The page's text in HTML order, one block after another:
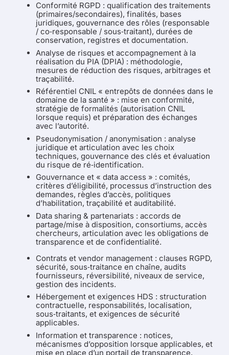
Conformité RGPD : qualification des traitements
(primaires/secondaires), finalités, bases
juridiques, gouvernance des rôles (responsable
/ co‑responsable / sous‑traitant), durées de
conservation, registres et documentation.
Analyse de risques et accompagnement à la
réalisation du PIA (DPIA) : méthodologie,
mesures de réduction des risques, arbitrages et
traçabilité.
Référentiel CNIL « entrepôts de données dans le
domaine de la santé » : mise en conformité,
stratégie de formalités (autorisation CNIL
lorsque requis) et préparation des échanges
avec l’autorité.
Pseudonymisation / anonymisation : analyse
juridique et articulation avec les choix
techniques, gouvernance des clés et évaluation
du risque de ré‑identification.
Gouvernance et « data access » : comités,
critères d’éligibilité, processus d’instruction des
demandes, règles d’accès, politiques
d’habilitation, traçabilité et auditabilité.
Data sharing & partenariats : accords de
partage/mise à disposition, consortiums, accès
chercheurs, articulation avec les obligations de
transparence et de confidentialité.
Contrats et vendor management : clauses RGPD,
sécurité, sous‑traitance en chaîne, audits
fournisseurs, réversibilité, niveaux de service,
gestion des incidents.
Hébergement et exigences HDS : structuration
contractuelle, responsabilités, localisation,
sous‑traitants, et exigences de sécurité
applicables.
Information et transparence : notices,
mécanismes d’opposition lorsque applicables, et
mise en place d’un portail de transparence.